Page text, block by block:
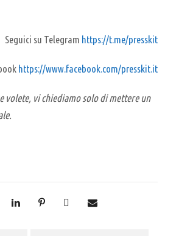
Seguici su Telegram https://t.me/presskit
https://www.facebook.com/presskit.it
volete, vi chiediamo solo di mettere un